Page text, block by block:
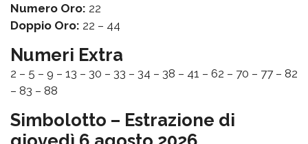
Numero Oro: 22
Doppio Oro: 22 – 44
Numeri Extra
2 – 5 – 9 – 13 – 30 – 33 – 34 – 38 – 41 – 62 – 70 – 77 – 82
– 83 – 88
Simbolotto – Estrazione di